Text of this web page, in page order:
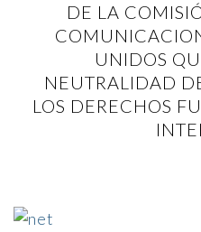
DE LA
UNIDOS
NEUTRALIDAD
LOS DERECHOS